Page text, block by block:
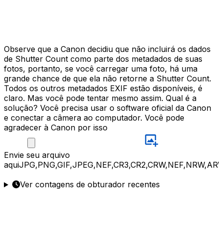
Observe que a Canon decidiu que não incluirá os dados
de Shutter Count como parte dos metadados de suas
fotos, portanto, se você carregar uma foto, há uma
grande chance de que ela não retorne a Shutter Count.
Todos os outros metadados EXIF estão disponíveis, é
claro. Mas você pode tentar mesmo assim. Qual é a
solução? Você precisa usar o software oficial da Canon
e conectar a câmera ao computador. Você pode
agradecer à Canon por isso
Envie seu arquivo
aqui
Ver contagens de obturador recentes